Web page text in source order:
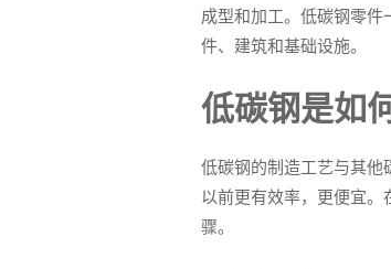
成型和加工。低碳钢零件
件、建筑和基础设施。
低碳钢是如
低碳钢的制造工艺与其他
以前更有效率，更便宜。
骤。